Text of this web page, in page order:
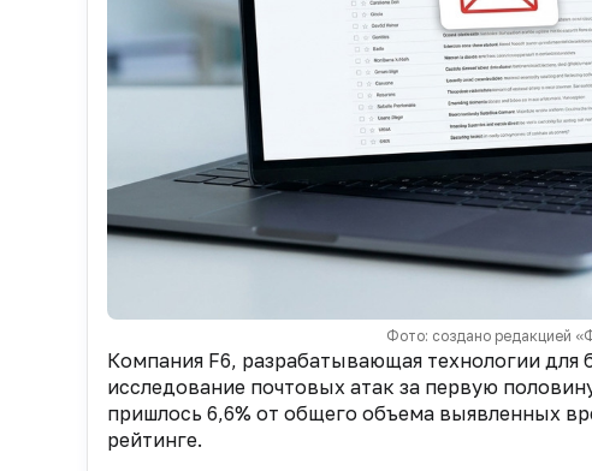
Фото: создано редакцией
Компания F6, разрабатывающая технологии для
исследование почтовых атак за первую
пришлось 6,6% от общего объема выявленных
рейтинге.